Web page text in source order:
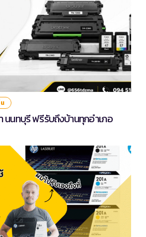
นนทบุรี ฟรีรับถึงบ้านทุกอำเภอ